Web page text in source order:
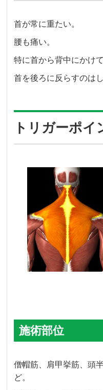
首が常に重たい。
腰も痛い。
特に首から背中にかけ
首を後ろに反らすのはし
トリガーポイ
施術部位
僧帽筋、肩甲挙筋、頭
ど。